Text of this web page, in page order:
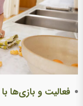
فعالیت و بازی‌ها